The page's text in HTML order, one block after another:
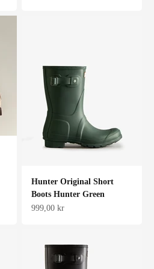
Hunter Original Short
Boots Hunter Green
Salgspris
999,00 kr